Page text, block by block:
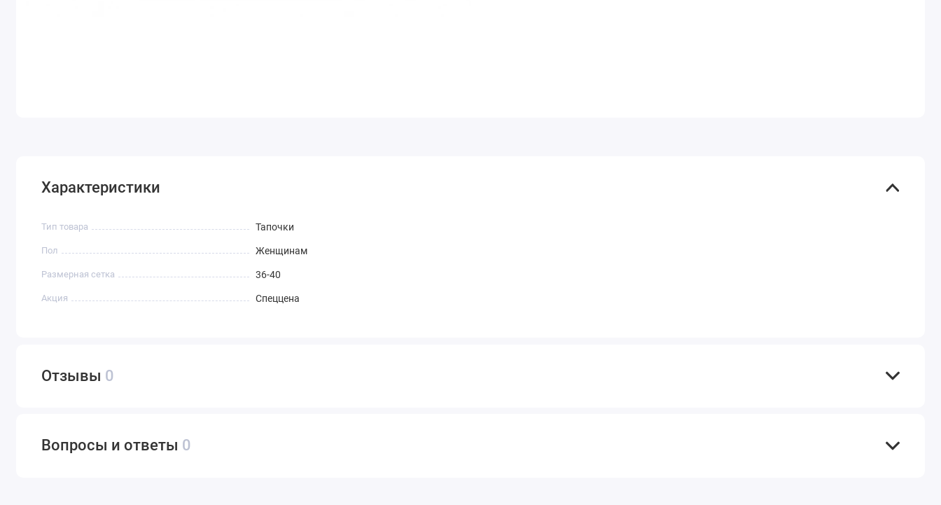
Характеристики
Тип товара Тапочки
Пол Женщинам
Размерная сетка 36-40
Акция Спеццена
Отзывы 0
Вопросы и ответы 0